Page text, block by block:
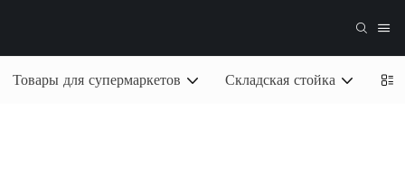
Товары для супермаркетов Складская стойка